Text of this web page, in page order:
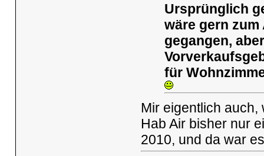
Ursprünglich
wäre gern
gegangen,
für
Mir eigentlich auch,
Hab Air bisher nur
2010, und da war